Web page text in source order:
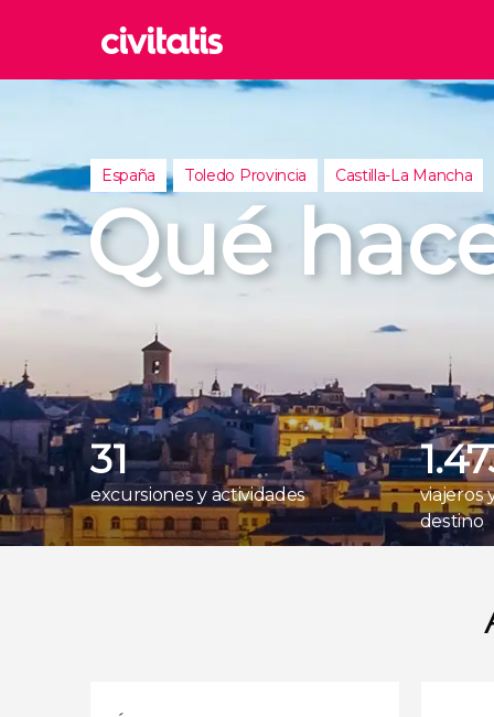
Roma
Reino
Reino
Turquía
España Toledo Provincia Castilla-La Mancha
Qué
31
excursiones y actividades
viajeros
destino